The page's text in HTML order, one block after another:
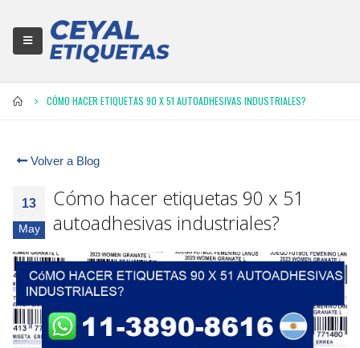
CÓMO HACER ETIQUETAS 90 X 51 AUTOADHESIVAS INDUSTRIALES?
Volver a Blog
13
May
Cómo hacer etiquetas 90 x 51
autoadhesivas industriales?